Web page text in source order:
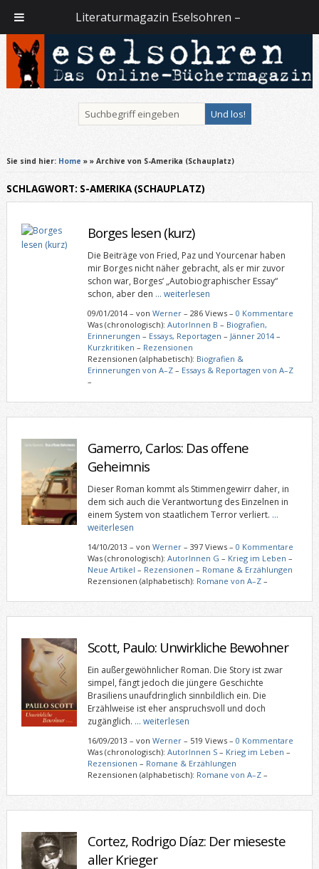
Sie sind hier: Home » » Archive von S-Amerika (Schauplatz)
SCHLAGWORT: S-AMERIKA (SCHAUPLATZ)
Borges lesen (kurz)
Die Beiträge von Fried, Paz und Yourcenar haben
mir Borges nicht näher gebracht, als er mir zuvor
schon war, Borges‘ „Autobiographischer Essay“
schon, aber den … weiterlesen
09/01/2014– von Werner– 286 Views – 0 Kommentare
Was (chronologisch): AutorInnen B – Biografien,
Erinnerungen – Essays, Reportagen – Jänner 2014–
Kurzkritiken – Rezensionen
Rezensionen (alphabetisch): Biografien &
Erinnerungen von A–Z– Essays & Reportagen von A–Z
–
Gamerro, Carlos: Das offene
Geheimnis
Dieser Roman kommt als Stimmengewirr daher, in
dem sich auch die Verantwortung des Einzelnen in
einem System von staatlichem Terror verliert. …
weiterlesen
14/10/2013 – von Werner– 397 Views – 0 Kommentare
Was (chronologisch): AutorInnen G – Krieg im Leben –
Neue Artikel – Rezensionen – Romane & Erzählungen
Rezensionen (alphabetisch): Romane von A–Z–
Scott, Paulo: Unwirkliche Bewohner
Ein außergewöhnlicher Roman. Die Story ist zwar
simpel, fängt jedoch die jüngere Geschichte
Brasiliens unaufdringlich sinnbildlich ein. Die
Erzählweise ist eher anspruchsvoll und doch
zugänglich. … weiterlesen
16/09/2013 – von Werner– 519 Views – 0 Kommentare
Was (chronologisch): AutorInnen S– Krieg im Leben –
Rezensionen – Romane & Erzählungen
Rezensionen (alphabetisch): Romane von A–Z–
Cortez, Rodrigo Díaz: Der mieseste
aller Krieger
Literaturmagazin Eselsohren –